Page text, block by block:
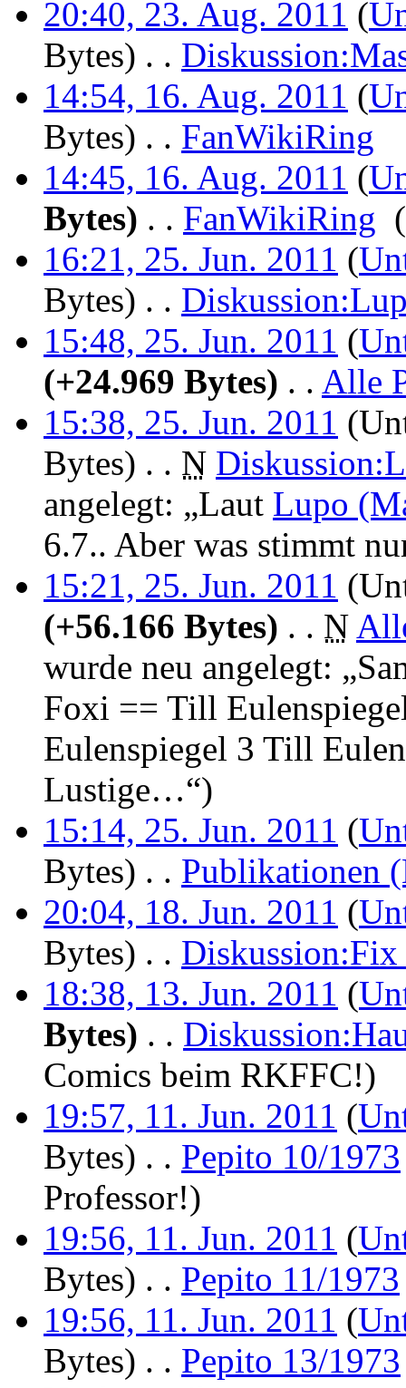
20:40, 23. Aug. 2011 (
Bytes) . .
14:54, 16. Aug. 2011 (
Bytes) . . FanWikiRing
14:45, 16. Aug. 2011 (
Bytes) . . FanWikiRing
16:21, 25. Jun. 2011 (
Bytes) . .
15:48, 25. Jun. 2011 (
(+24.969 Bytes) . . Alle
15:38, 25. Jun. 2011
Bytes) . . N
angelegt: „Laut Lupo
6.7.. Aber was stimmt
15:21, 25. Jun. 2011
(+56.166 Bytes) . . N
wurde neu angelegt:
Foxi == Till
Eulenspiegel 3 Till
Lustige…“)
15:14, 25. Jun. 2011 (
Bytes) . . Publikationen
20:04, 18. Jun. 2011 (
Bytes) . .
18:38, 13. Jun. 2011 (
Bytes) . .
Comics beim RKFFC!)
19:57, 11. Jun. 2011 (
Bytes) . . Pepito 10/1973
Professor!)
19:56, 11. Jun. 2011 (
Bytes) . . Pepito 11/1973
19:56, 11. Jun. 2011 (
Bytes) . . Pepito 13/1973